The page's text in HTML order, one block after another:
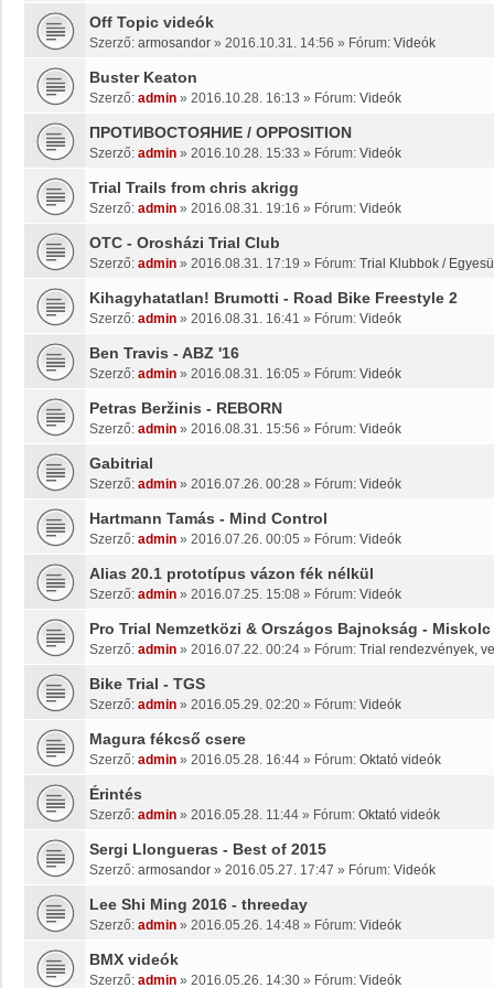
Off Topic videók
Szerző: armosandor » 2016.10.31. 14:56 » Fórum: Videók
Buster Keaton
Szerző: admin » 2016.10.28. 16:13 » Fórum: Videók
ПРОТИВОСТОЯНИЕ / OPPOSITION
Szerző: admin » 2016.10.28. 15:33 » Fórum: Videók
Trial Trails from chris akrigg
Szerző: admin » 2016.08.31. 19:16 » Fórum: Videók
OTC - Orosházi Trial Club
Szerző: admin » 2016.08.31. 17:19 » Fórum: Trial Klubbok /
Kihagyhatatlan! Brumotti - Road Bike Freestyle 2
Szerző: admin » 2016.08.31. 16:41 » Fórum: Videók
Ben Travis - ABZ '16
Szerző: admin » 2016.08.31. 16:05 » Fórum: Videók
Petras Beržinis - REBORN
Szerző: admin » 2016.08.31. 15:56 » Fórum: Videók
Gabitrial
Szerző: admin » 2016.07.26. 00:28 » Fórum: Videók
Hartmann Tamás - Mind Control
Szerző: admin » 2016.07.26. 00:05 » Fórum: Videók
Alias 20.1 prototípus vázon fék nélkül
Szerző: admin » 2016.07.25. 15:08 » Fórum: Videók
Pro Trial Nemzetközi & Országos Bajnokság - Miskolc
Szerző: admin » 2016.07.22. 00:24 » Fórum: Trial rendezvények,
Bike Trial - TGS
Szerző: admin » 2016.05.29. 02:20 » Fórum: Videók
Magura fékcső csere
Szerző: admin » 2016.05.28. 16:44 » Fórum: Oktató videók
Érintés
Szerző: admin » 2016.05.28. 11:44 » Fórum: Oktató videók
Sergi Llongueras - Best of 2015
Szerző: armosandor » 2016.05.27. 17:47 » Fórum: Videók
Lee Shi Ming 2016 - threeday
Szerző: admin » 2016.05.26. 14:48 » Fórum: Videók
BMX videók
Szerző: admin » 2016.05.26. 14:30 » Fórum: Videók